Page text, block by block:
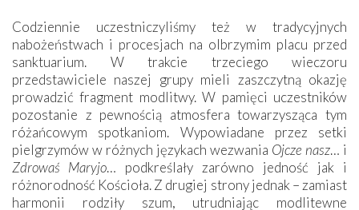
Codziennie uczestniczyliśmy też w tradycyjnych
nabożeństwach i procesjach na olbrzymim placu przed
sanktuarium. W trakcie trzeciego wieczoru
przedstawiciele naszej grupy mieli zaszczytną okazję
prowadzić fragment modlitwy. W pamięci uczestników
pozostanie z pewnością atmosfera towarzysząca tym
różańcowym spotkaniom. Wypowiadane przez setki
pielgrzymów w różnych językach wezwania Ojcze nasz… i
Zdrowaś Maryjo… podkreślały zarówno jedność jak i
różnorodność Kościoła. Z drugiej strony jednak – zamiast
harmonii rodziły szum, utrudniając modlitewne